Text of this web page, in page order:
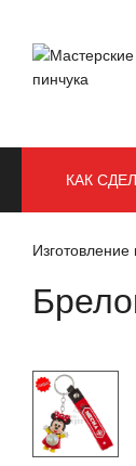
КАК
Изготовление